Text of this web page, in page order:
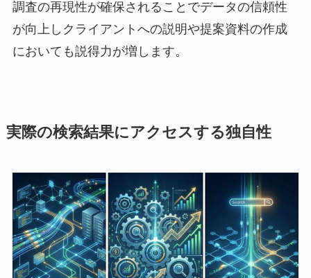
調査の再現性が確保されることでデータの信頼性
が向上しクライアントへの説明や提案資料の作成
においても説得力が増します。
実際の検索結果にアクセスする独自性